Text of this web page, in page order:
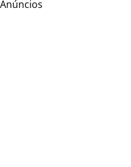
Anúncios